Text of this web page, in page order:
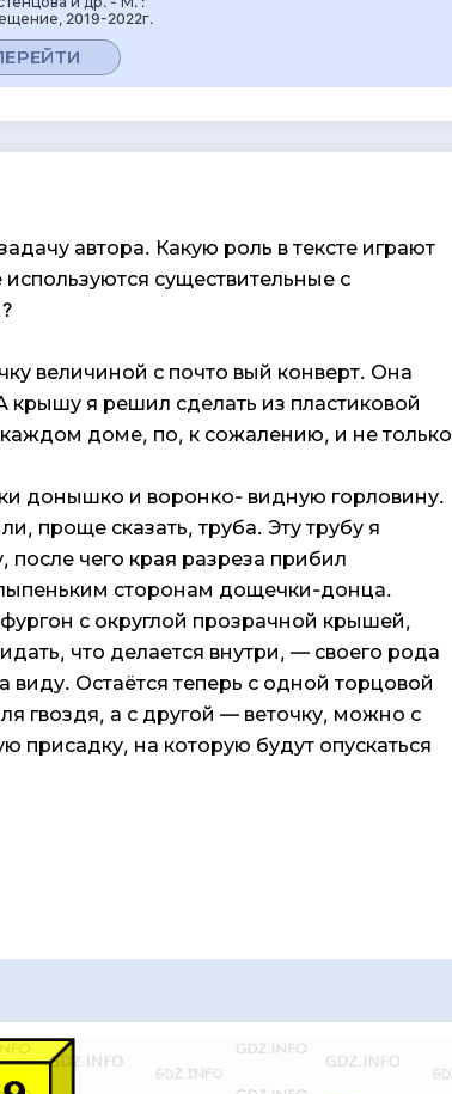
2019-2022г.
автора. Какую роль в тексте играют
используются существительные с
величиной с почто­ вый конверт. Она
я решил сделать из пластиковой
каждом доме, по, к сожалению, и не только
донышко и воронко- видную горловину.
проще сказать, труба. Эту трубу я
чего края разреза прибил
сторонам дощечки-донца.
с округлой прозрачной крышей,
что делается внутри, — своего рода
виду. Остаётся теперь с одной торцовой
гвоздя, а с другой — веточку, можно с
присадку, на которую будут опускаться